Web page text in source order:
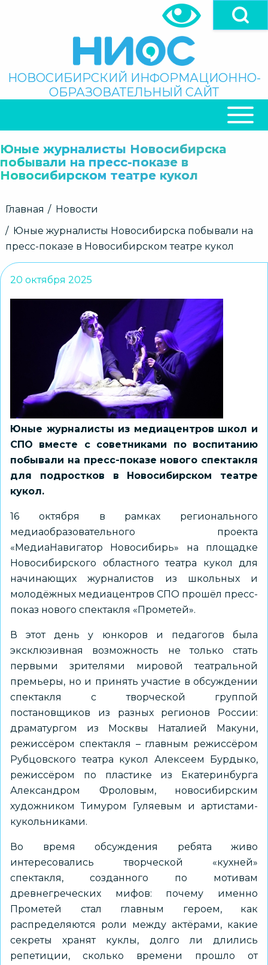
Поиск
НОВОСИБИРСКИЙ ИНФОРМАЦИОННО-
ОБРАЗОВАТЕЛЬНЫЙ САЙТ
НАВИГАЦИЯ
Юные журналисты Новосибирска
побывали на пресс-показе в
Новосибирском театре кукол
Строка
Главная
Новости
Юные журналисты Новосибирска побывали на
пресс-показе в Новосибирском театре кукол
20 октября 2025
Юные журналисты из медиацентров школ и
СПО вместе с советниками по воспитанию
побывали на пресс-показе нового спектакля
для подростков в Новосибирском театре
кукол.
16 октября в рамках регионального
медиаобразовательного проекта
«МедиаНавигатор Новосибирь» на площадке
Новосибирского областного театра кукол для
начинающих журналистов из школьных и
молодёжных медиацентров СПО прошёл пресс-
показ нового спектакля «Прометей».
В этот день у юнкоров и педагогов была
эксклюзивная возможность не только стать
первыми зрителями мировой театральной
премьеры, но и принять участие в обсуждении
спектакля с творческой группой
постановщиков из разных регионов России:
драматургом из Москвы Наталией Макуни,
режиссёром спектакля – главным режиссёром
Рубцовского театра кукол Алексеем Бурдыко,
режиссёром по пластике из Екатеринбурга
Александром Фроловым, новосибирским
художником Тимуром Гуляевым и артистами-
кукольниками.
Во время обсуждения ребята живо
интересовались творческой «кухней»
спектакля, созданного по мотивам
древнегреческих мифов: почему именно
Прометей стал главным героем, как
распределяются роли между актёрами, какие
секреты хранят куклы, долго ли длились
репетиции, сколько времени прошло от